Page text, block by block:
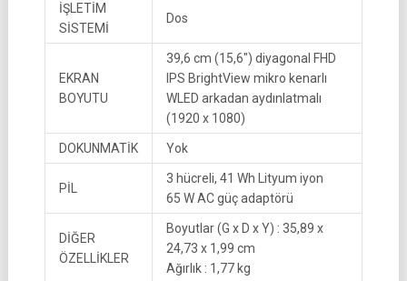
İŞLETİM
SİSTEMİ
Dos
EKRAN
BOYUTU
39,6 cm (15,6″) diyagonal FHD
IPS BrightView mikro kenarlı
WLED arkadan aydınlatmalı
(1920 x 1080)
DOKUNMATİK Yok
PİL
3 hücreli, 41 Wh Lityum iyon
65 W AC güç adaptörü
DİĞER
ÖZELLİKLER
Boyutlar (G x D x Y) : 35,89 x
24,73 x 1,99 cm
Ağırlık : 1,77 kg